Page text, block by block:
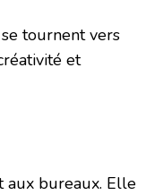
tournent vers
et
aux bureaux. Elle